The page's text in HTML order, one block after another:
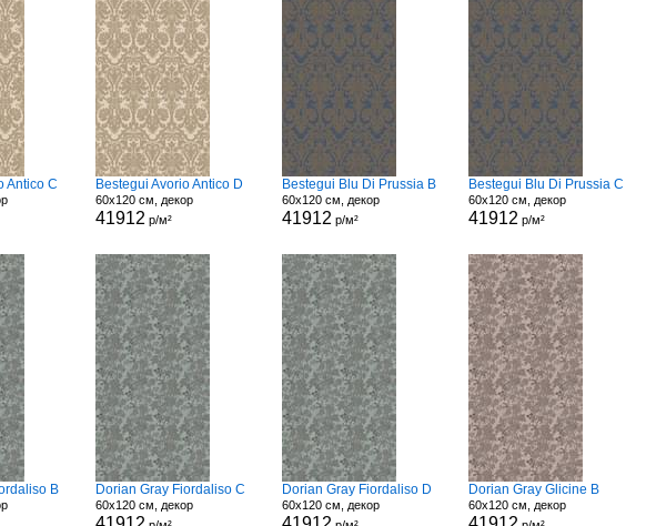
Antico C Bestegui Avorio Antico D
60x120 см, декор
41912 р/м²
Bestegui Blu Di Prussia B
60x120 см, декор
41912 р/м²
Bestegui Blu Di Prussia C
60x120 см, декор
41912 р/м²
B Dorian Gray Fiordaliso C
60x120 см, декор
Dorian Gray Fiordaliso D
60x120 см, декор
Dorian Gray Glicine B
60x120 см, декор